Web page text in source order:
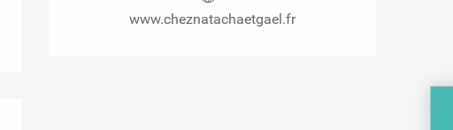
www.cheznatachaetgael.fr